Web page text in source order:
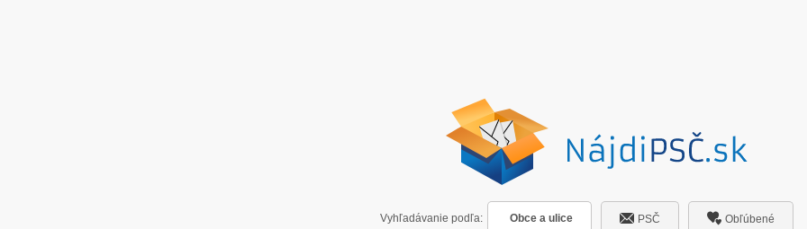
Vyhľadávanie podľa: Obce a ulice PSČ Obľúbené